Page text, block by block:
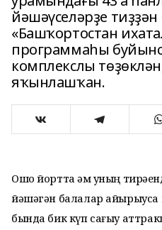
йәшәүселәрҙе
«Башҡортостан
программаһы
комплекслы
яҡынлашҡан.
Ошо йортта һәм уның
йәшәгән балалар айырыуса
бында бик күп сағыу